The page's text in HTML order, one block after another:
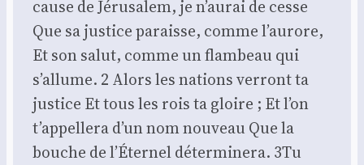
cause de Jéru­sa­lem, je n’aurai de cesse
Que sa jus­tice paraisse, comme l’aurore,
Et son salut, comme un flam­beau qui
s’allume. 2 Alors les nations ver­ront ta
jus­tice Et tous les rois ta gloire ; Et l’on
t’appellera d’un nom nou­veau Que la
bouche de l’Éternel déter­mi­ne­ra. 3Tu